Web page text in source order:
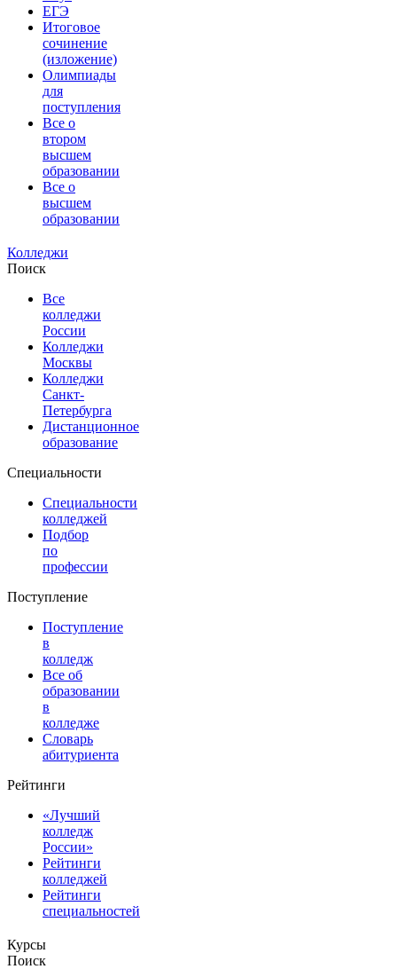
ЕГЭ
Итоговое
сочинение
(изложение)
Олимпиады
для
поступления
Все о
втором
высшем
образовании
Все о
высшем
образовании
Колледжи
Поиск
Все
колледжи
России
Колледжи
Москвы
Колледжи
Санкт-
Петербурга
Дистанционное
образование
Специальности
Специальности
колледжей
Подбор
по
профессии
Поступление
Поступление
в
колледж
Все об
образовании
в
колледже
Словарь
абитуриента
Рейтинги
«Лучший
колледж
России»
Рейтинги
колледжей
Рейтинги
специальностей
Курсы
Поиск